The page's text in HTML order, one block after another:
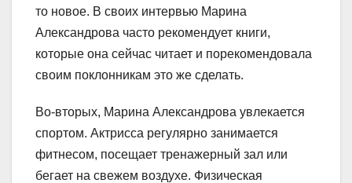
то новое. В своих интервью Марина
Александрова часто рекомендует книги,
которые она сейчас читает и порекомендовала
своим поклонникам это же сделать.
Во-вторых, Марина Александрова увлекается
спортом. Актрисса регулярно занимается
фитнесом, посещает тренажерный зал или
бегает на свежем воздухе. Физическая